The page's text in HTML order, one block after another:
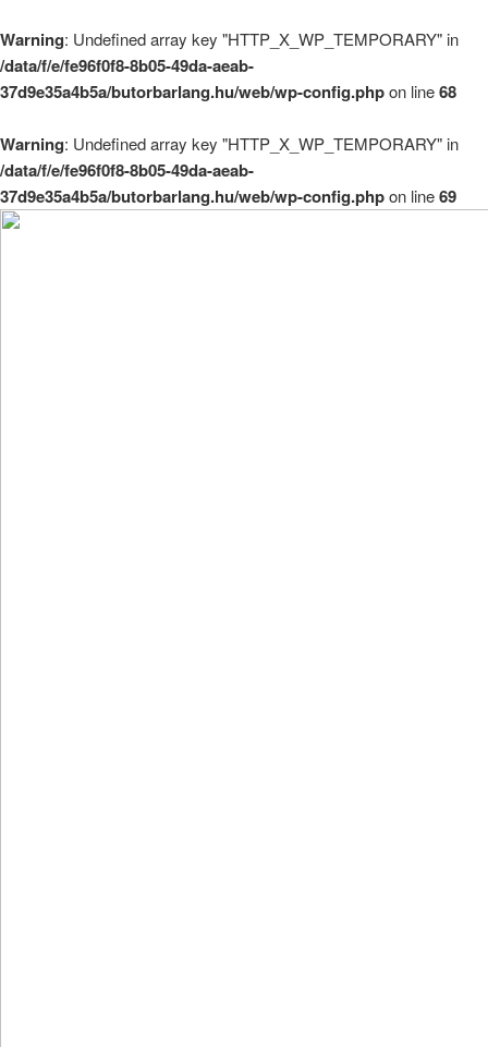
Warning: Undefined array key "HTTP_X_WP_TEMPORARY" in
/data/f/e/fe96f0f8-8b05-49da-aeab-
37d9e35a4b5a/butorbarlang.hu/web/wp-config.phpon line68
Warning: Undefined array key "HTTP_X_WP_TEMPORARY" in
/data/f/e/fe96f0f8-8b05-49da-aeab-
37d9e35a4b5a/butorbarlang.hu/web/wp-config.phpon line69